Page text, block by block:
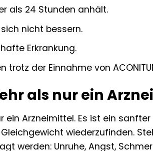
als 24 Stunden anhält.
nicht bessern.
Erkrankung.
trotz der Einnahme von
als nur ein
ein Arzneimittel. Es ist ein
wiederzufinden.
werden: Unruhe, Angst,